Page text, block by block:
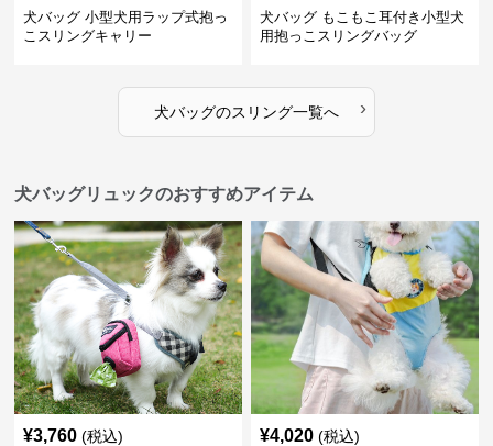
犬バッグ 小型犬用ラップ式抱っ
こスリングキャリー
犬バッグ もこもこ耳付き小型犬
用抱っこスリングバッグ
犬バッグのスリング一覧へ ›
犬バッグリュックのおすすめアイテム
¥3,760 (税込) ¥4,020 (税込)